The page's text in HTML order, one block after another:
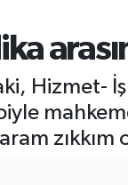
Hizmet-
zıkkım